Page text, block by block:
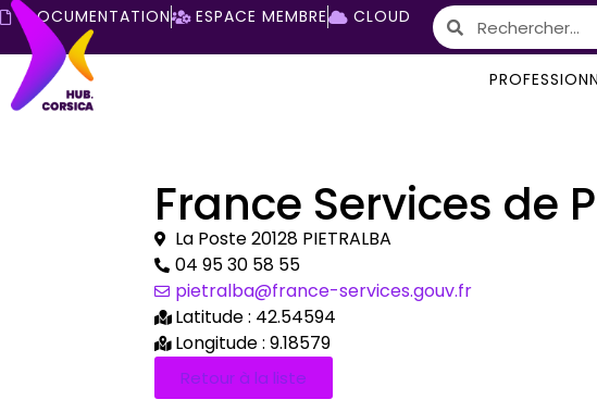
DOCUMENTATION ESPACE MEMBRE CLOUD
France Services de
La Poste 20128 PIETRALBA
04 95 30 58 55
pietralba@france-services.gouv.fr
Latitude : 42.54594
Longitude : 9.18579
Retour à la liste